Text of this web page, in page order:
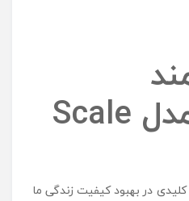
Scale
در بهبود کیفیت زندگی ما